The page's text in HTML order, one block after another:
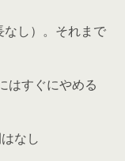
なし）。それまで
はすぐにやめる
なし